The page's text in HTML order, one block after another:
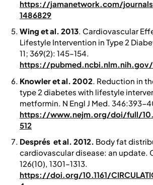
https://jamanetwork.com/
1486829
Wing et al. 2013. Cardiovascular
Lifestyle Intervention in Type 2
11; 369(2): 145–154.
https://pubmed.ncbi.nlm.nih.gov/
Knowler et al. 2002 . Reduction in
type 2 diabetes with lifestyle
metformin. N Engl J Med. 346:393-
https://www.nejm.org/doi/full/
512
Després et al. 2012. Body fat
cardiovascular disease: an update.
126(10), 1301–1313.
https://doi.org/10.1161/